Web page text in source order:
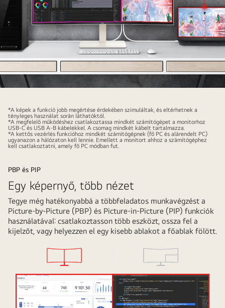
vezérlés
(Beépített
KVM).
*A képek a funkció jobb megértése érdekében szimuláltak, és eltérhetnek a
tényleges használat során láthatóktól.
*A megfelelő működéshez csatlakoztassa mindkét számítógépet a monitorhoz
USB‑C és USB A‑B kábelekkel. A csomag mindkét kábelt tartalmazza.
*A kettős vezérlés funkcióhoz mindkét számítógépnek (fő PC és alárendelt PC)
ugyanazon a hálózaton kell lennie. Emellett a monitort ahhoz a számítógéphez
kell csatlakoztatni, amely fő PC módban fut.
PBP és PIP
Egy képernyő, több nézet
Tegye még hatékonyabbá a többfeladatos munkavégzést a
Picture‑by‑Picture (PBP) és Picture‑in‑Picture (PIP) funkciók
használatával: csatlakoztasson több eszközt, ossza fel a
kijelzőt, vagy helyezzen el egy kisebb ablakot a főablak fölött.